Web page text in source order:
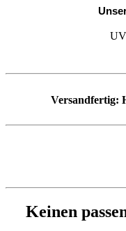
Versandfertig:
Keinen